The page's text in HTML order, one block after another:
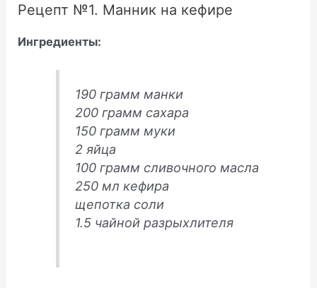
Рецепт №1. Манник на кефире
Ингредиенты:
190 грамм манки
200 грамм сахара
150 грамм муки
2 яйца
100 грамм сливочного масла
250 мл кефира
щепотка соли
1.5 чайной разрыхлителя